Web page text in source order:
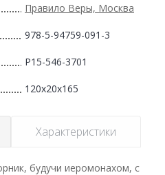
Правило Веры, Москва
978-5-94759-091-3
Р15-546-3701
120x20x165
Характеристики
будучи иеромонахом, с